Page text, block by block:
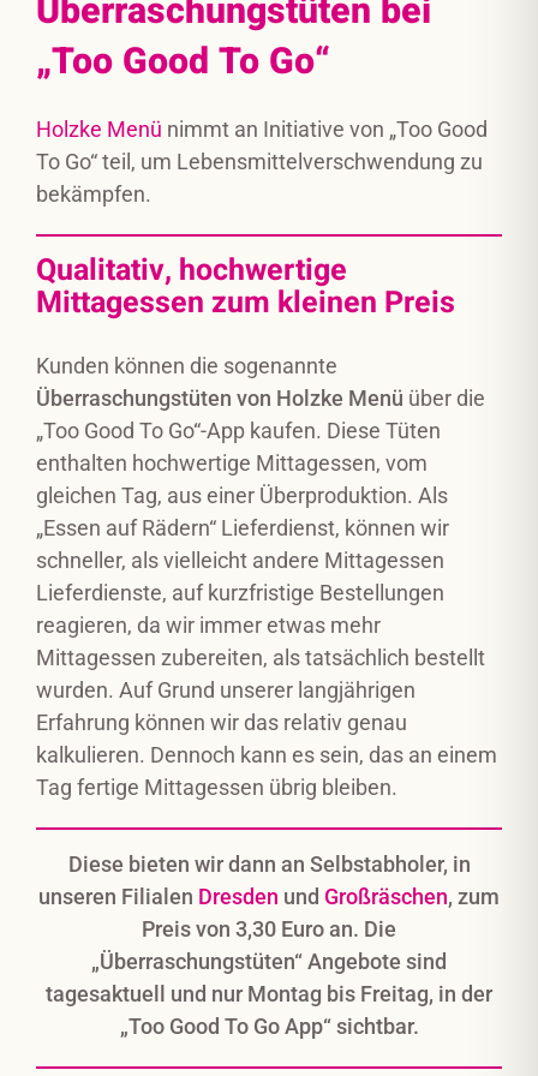
Überraschungstüten bei
„Too Good To Go“
Holzke Menü nimmt an Initiative von „Too Good
To Go“ teil, um Lebensmittelverschwendung zu
bekämpfen.
Qualitativ, hochwertige
Mittagessen zum kleinen Preis
Kunden können die sogenannte
Überraschungstüten von Holzke Menü über die
„Too Good To Go“-App kaufen. Diese Tüten
enthalten hochwertige Mittagessen, vom
gleichen Tag, aus einer Überproduktion. Als
„Essen auf Rädern“ Lieferdienst, können wir
schneller, als vielleicht andere Mittagessen
Lieferdienste, auf kurzfristige Bestellungen
reagieren, da wir immer etwas mehr
Mittagessen zubereiten, als tatsächlich bestellt
wurden. Auf Grund unserer langjährigen
Erfahrung können wir das relativ genau
kalkulieren. Dennoch kann es sein, das an einem
Tag fertige Mittagessen übrig bleiben.
Diese bieten wir dann an Selbstabholer, in
unseren Filialen Dresden und Großräschen, zum
Preis von 3,30 Euro an. Die
„Überraschungstüten“ Angebote sind
tagesaktuell und nur Montag bis Freitag, in der
„Too Good To Go App“ sichtbar.